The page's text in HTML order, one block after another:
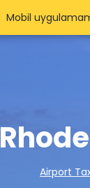
Airport
Mobil